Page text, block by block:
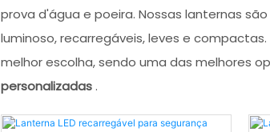
prova d'água e poeira. Nossas lanternas
luminoso, recarregáveis, leves e
melhor escolha, sendo uma das melhores
personalizadas.